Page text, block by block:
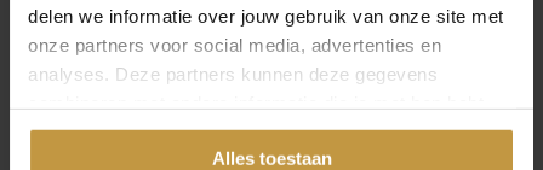
delen we informatie over jouw gebruik van onze site met
onze partners voor social media, advertenties en
analyses. Deze partners kunnen deze gegevens
gedeeld of die ze hebben verzameld via jouw gebruik van
Alles toestaanSwiss Military Hanowa